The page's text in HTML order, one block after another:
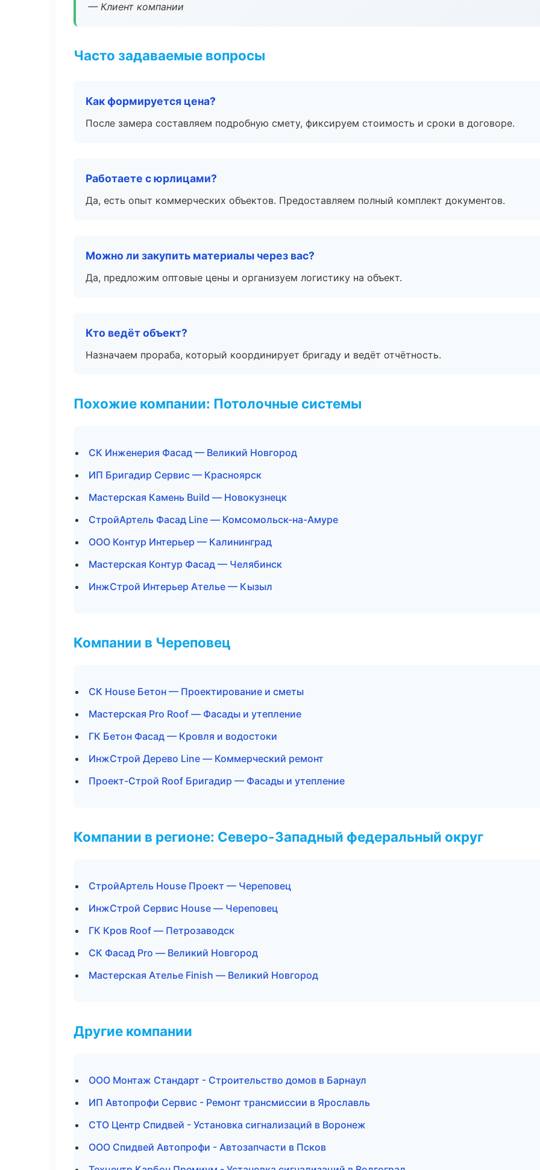
— Клиент компании
Часто задаваемые вопросы
Как формируется цена?
После замера составляем подробную смету, фиксируем стоимость и сроки в договоре.
Работаете с юрлицами?
Да, есть опыт коммерческих объектов. Предоставляем полный комплект документов.
Можно ли закупить материалы через вас?
Да, предложим оптовые цены и организуем логистику на объект.
Кто ведёт объект?
Назначаем прораба, который координирует бригаду и ведёт отчётность.
Похожие компании: Потолочные системы
СК Инженерия Фасад — Великий Новгород
ИП Бригадир Сервис — Красноярск
Мастерская Камень Build — Новокузнецк
СтройАртель Фасад Line — Комсомольск-на-Амуре
ООО Контур Интерьер — Калининград
Мастерская Контур Фасад — Челябинск
ИнжСтрой Интерьер Ателье — Кызыл
Компании в Череповец
СК House Бетон — Проектирование и сметы
Мастерская Pro Roof — Фасады и утепление
ГК Бетон Фасад — Кровля и водостоки
ИнжСтрой Дерево Line — Коммерческий ремонт
Проект-Строй Roof Бригадир — Фасады и утепление
Компании в регионе: Северо-Западный федеральный округ
СтройАртель House Проект — Череповец
ИнжСтрой Сервис House — Череповец
ГК Кров Roof — Петрозаводск
СК Фасад Pro — Великий Новгород
Мастерская Ателье Finish — Великий Новгород
Другие компании
ООО Монтаж Стандарт - Строительство домов в Барнаул
ИП Автопрофи Сервис - Ремонт трансмиссии в Ярославль
СТО Центр Спидвей - Установка сигнализаций в Воронеж
ООО Спидвей Автопрофи - Автозапчасти в Псков